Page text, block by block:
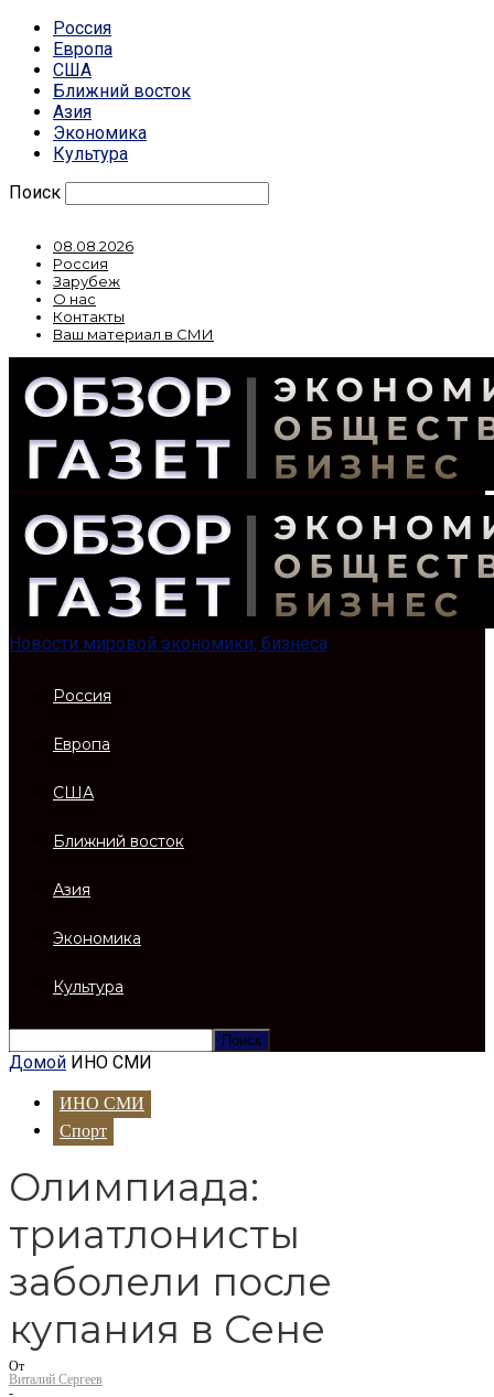
Россия
Европа
США
Ближний восток
Азия
Экономика
Культура
Поиск
08.08.2026
Россия
Зарубеж
О нас
Контакты
Ваш материал в СМИ
Новости мировой экономики, бизнеса
Россия
Европа
США
Ближний восток
Азия
Экономика
Культура
Домой ИНО СМИ
ИНО СМИ
Спорт
Олимпиада:
триатлонисты
заболели после
купания в Сене
От
Виталий Сергеев
-